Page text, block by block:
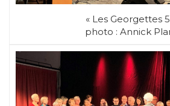
« Les Georgettes
photo : Annick